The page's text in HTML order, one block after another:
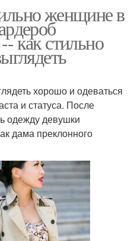
женщине в
как стильно
хорошо и одеваться
и статуса. После
одежду девушки
дама преклонного